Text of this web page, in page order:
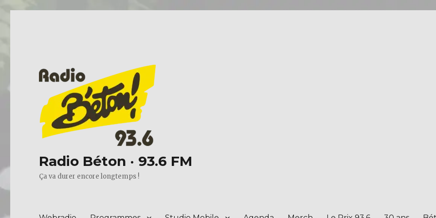
Radio Béton · 93.6 FM
Ça va durer encore longtemps !